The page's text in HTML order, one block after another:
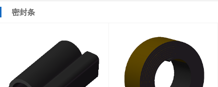
密封条